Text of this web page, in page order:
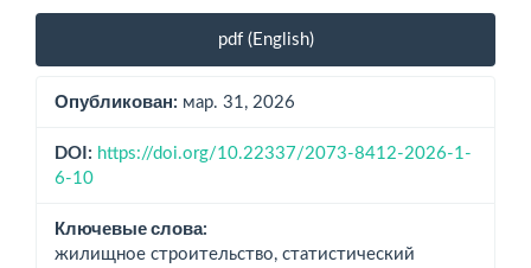
Боковая
панель
статьи
pdf (English)
Опубликован: мар. 31, 2026
DOI: https://doi.org/10.22337/2073-8412-2026-1-
6-10
Ключевые слова:
жилищное строительство, статистический